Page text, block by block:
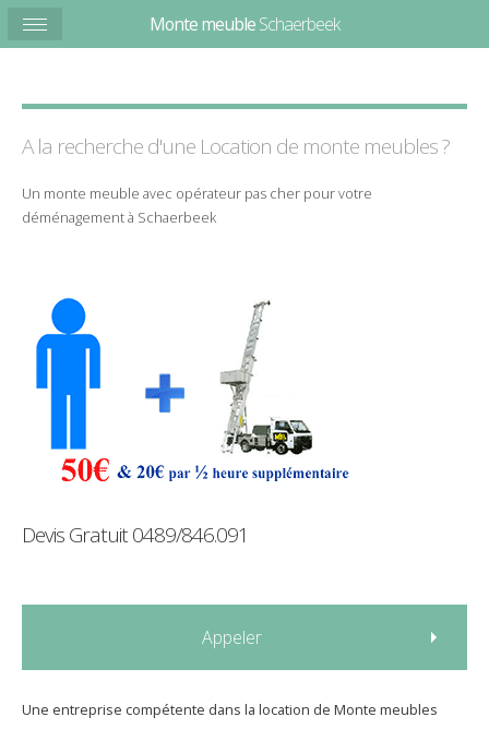
A la recherche d'une Location de monte meubles?
Un monte meuble avec opérateur pas cher pour votre
déménagementà Schaerbeek
Devis Gratuit0489/846.091
Appeler
Une entreprise compétente dans la location de Monte meubles
Monte meubleSchaerbeek